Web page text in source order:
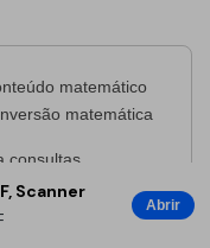
Scanner
Abrir
matemático
matemática
consultas